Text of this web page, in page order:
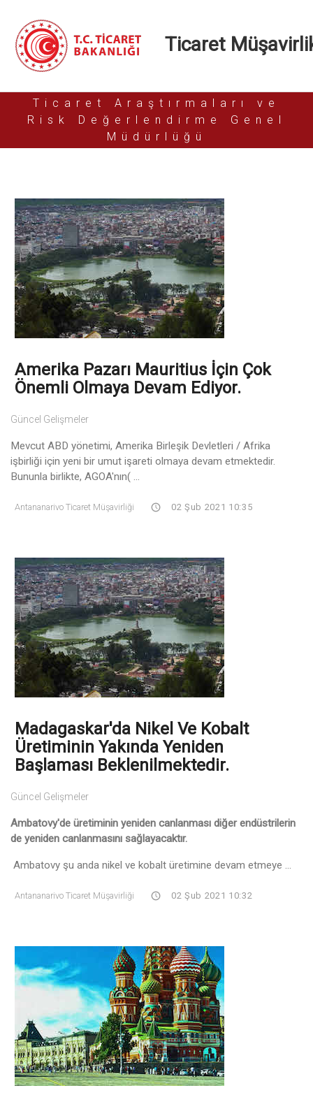
Ticaret
Ticaret Araştırmaları ve
Risk Değerlendirme Genel
Müdürlüğü
Amerika Pazarı Mauritius İçin Çok
Önemli Olmaya Devam Ediyor.
Güncel Gelişmeler
Mevcut ABD yönetimi, Amerika Birleşik Devletleri / Afrika
işbirliği için yeni bir umut işareti olmaya devam etmektedir.
Bununla birlikte, AGOA'nın( ...
Antananarivo Ticaret Müşavirliği 02 Şub 2021 10:35
Madagaskar'da Nikel Ve Kobalt
Üretiminin Yakında Yeniden
Başlaması Beklenilmektedir.
Güncel Gelişmeler
Ambatovy'de üretiminin yeniden canlanması diğer endüstrilerin
de yeniden canlanmasını sağlayacaktır.
Ambatovy şu anda nikel ve kobalt üretimine devam etmeye ...
Antananarivo Ticaret Müşavirliği 02 Şub 2021 10:32